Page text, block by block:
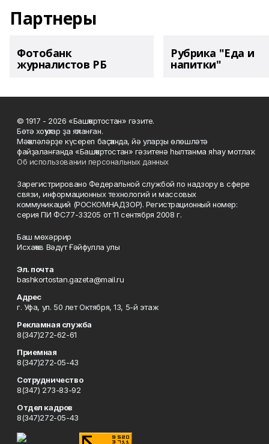
Партнеры
Фотобанк
журналистов РБ
Рубрика "Еда и
напитки"
© 1917 - 2026 «Башҡортостан» гәзите.
Бөтә хоҡуҡтар ҙа яҡланған.
Мәҡәләләрҙе күсереп баҫҡанда, йә уларҙы өлөшләтә
файҙаланғанда «Башҡортостан» гәзитенә һылтанма яһау мотлаҡ.
Об использовании персональных данных
Зарегистрировано Федеральной службой по надзору в сфере
связи, информационных технологий и массовых
коммуникаций (РОСКОМНАДЗОР). Регистрационный номер:
серия ПИ ФС77-33205 от 11 сентября 2008 г.
Баш мөхәррир
Исхаҡов Вәдүт Ғәйфулла улы
Эл. почта
bashkortostan.gazeta@mail.ru
Адрес
г. Уфа, ул. 50 лет Октября, 13, 5-й этаж
Рекламная служба
8(347)272-62-61
Приемная
8(347)272-05-43
Сотрудничество
8(347) 273-83-92
Отдел кадров
8(347)272-05-43